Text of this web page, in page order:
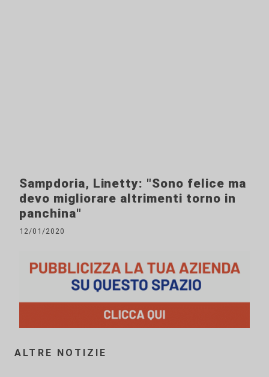
Sampdoria, Linetty: "Sono felice ma
devo migliorare altrimenti torno in
panchina"
12/01/2020
ALTRE NOTIZIE